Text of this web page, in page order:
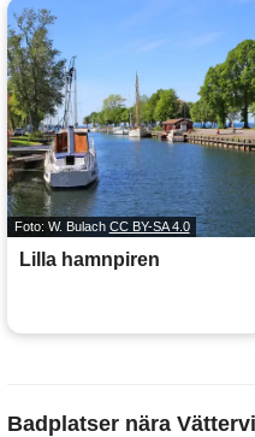
Foto: W. Bulach CC BY-SA 4.0
Lilla hamnpiren
Badplatser nära